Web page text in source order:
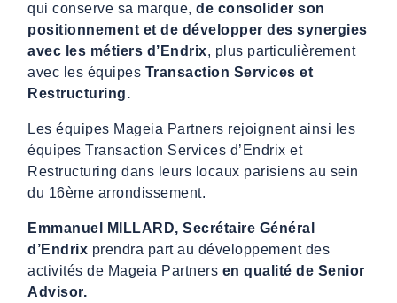
qui conserve sa marque, de consolider son
positionnement et de développer des synergies
avec les métiers d’Endrix, plus particulièrement
avec les équipes Transaction Services et
Restructuring.
Les équipes Mageia Partners rejoignent ainsi les
équipes Transaction Services d’Endrix et
Restructuring dans leurs locaux parisiens au sein
du 16ème arrondissement.
Emmanuel MILLARD, Secrétaire Général
d’Endrix prendra part au développement des
activités de Mageia Partners en qualité de Senior
Advisor.